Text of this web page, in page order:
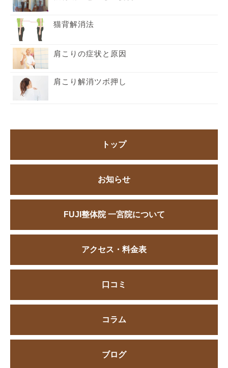
猫背解消法
肩こりの症状と原因
肩こり解消ツボ押し
トップ
お知らせ
FUJI整体院 一宮院について
アクセス・料金表
口コミ
コラム
ブログ